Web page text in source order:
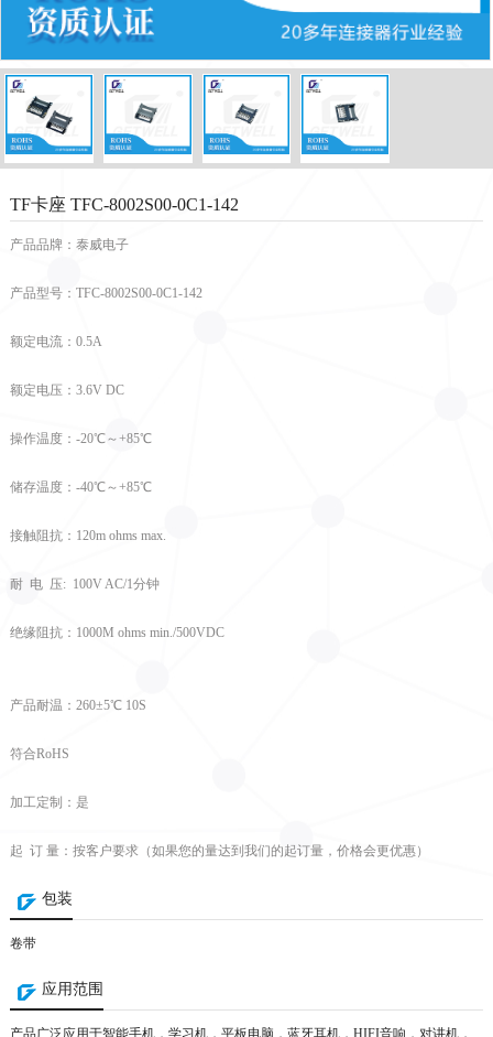
TF卡座 TFC-8002S00-0C1-142
产品品牌：泰威电子
产品型号：TFC-8002S00-0C1-142
额定电流：0.5A
额定电压：3.6V DC
操作温度：-20℃～+85℃
储存温度：-40℃～+85℃
接触阻抗：120m ohms max.
耐 电 压: 100V AC/1分钟
绝缘阻抗：1000M ohms min./500VDC
产品耐温：260±5℃ 10S
符合RoHS
加工定制：是
起 订 量：按客户要求（如果您的量达到我们的起订量，价格会更优惠）
包装
卷带
应用范围